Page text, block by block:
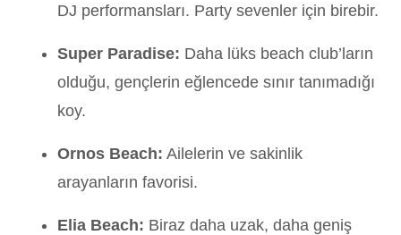
DJ performansları. Party sevenler için birebir.
Super Paradise: Daha lüks beach club’ların
olduğu, gençlerin eğlencede sınır tanımadığı
koy.
Ornos Beach: Ailelerin ve sakinlik
arayanların favorisi.
Elia Beach: Biraz daha uzak, daha geniş